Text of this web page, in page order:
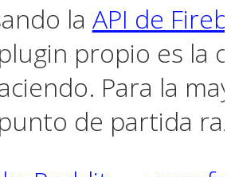
la API de
propio es la
Para la
de partida